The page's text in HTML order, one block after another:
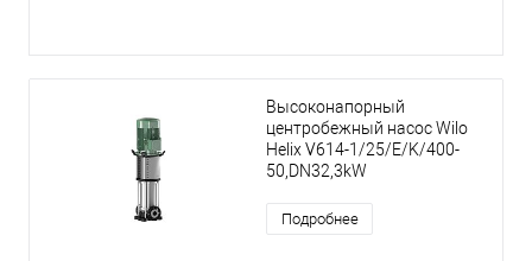
Высоконапорный
центробежный насос Wilo
Helix V614-1/25/E/K/400-
50,DN32,3kW
Подробнее